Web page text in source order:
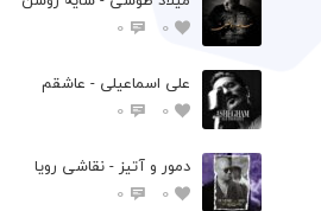
0
0
علی اسماعیلی - عاشقم
0
0
دمور و آتیز - نقاشی رویا
0
0